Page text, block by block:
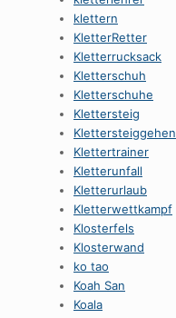
klettern
KletterRetter
Kletterrucksack
Kletterschuh
Kletterschuhe
Klettersteig
Klettersteiggehen
Klettertrainer
Kletterunfall
Kletterurlaub
Kletterwettkampf
Klosterfels
Klosterwand
ko tao
Koah San
Koala